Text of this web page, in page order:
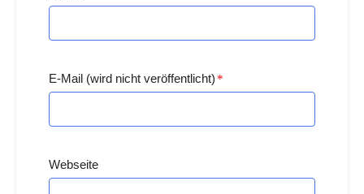
E-Mail (wird nicht veröffentlicht) *
Webseite